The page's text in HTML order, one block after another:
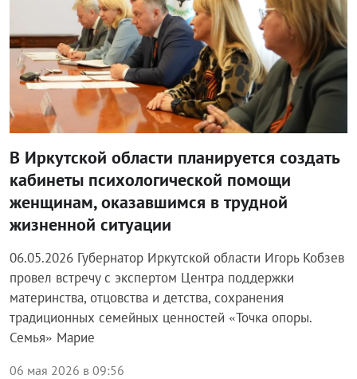
В Иркутской области планируется создать
кабинеты психологической помощи
женщинам, оказавшимся в трудной
жизненной ситуации
06.05.2026 Губернатор Иркутской области Игорь Кобзев
провел встречу с экспертом Центра поддержки
материнства, отцовства и детства, сохранения
традиционных семейных ценностей «Точка опоры.
Семья» Марие
06 мая 2026 в 09:56